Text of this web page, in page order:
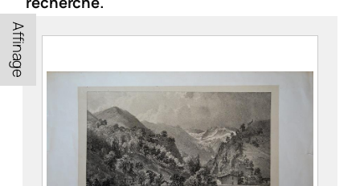
Affinage